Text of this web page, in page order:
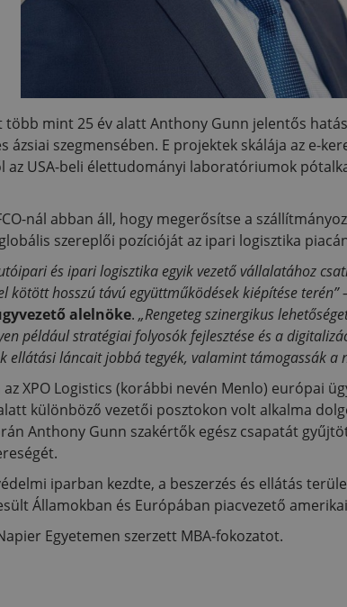
mint 25 év alatt Anthony Gunn jelentős
ázsiai szegmensében. E projektek skálája az e-
USA-beli élettudományi laboratóriumok
nál abban áll, hogy megerősítse a
szereplői pozícióját az ipari logisztika
és ipari logisztika egyik vezető vállalatához
kötött hosszú távú együttműködések kiépítése terén”
alelnöke. „Rengeteg szinergikus
például stratégiai folyosók fejlesztése és a
ellátási láncait jobbá tegyék, valamint támogassák a
XPO Logistics (korábbi nevén Menlo) európai
különböző vezetői posztokon volt alkalma
Anthony Gunn szakértők egész csapatát
iparban kezdte, a beszerzés és ellátás
Államokban és Európában piacvezető
Egyetemen szerzett MBA-fokozatot.